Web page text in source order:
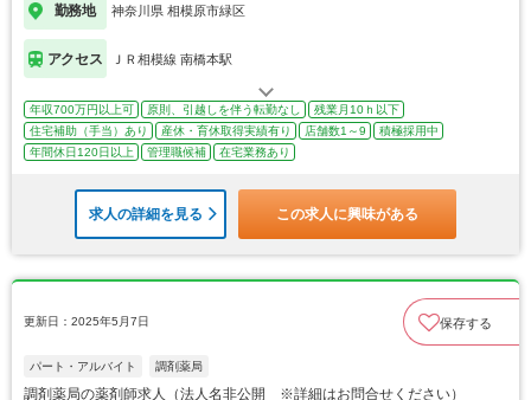
勤務地 神奈川県 相模原市緑区
アクセス ＪＲ相模線 南橋本駅
年収700万円以上可 原則、引越しを伴う転勤なし
残業月10ｈ以下
住宅補助（手当）あり
産休・育休取得実績有り 店舗数1～9
積極採用中
年間休日120日以上
管理職候補 在宅業務あり
求人の詳細を見る この求人に興味がある
更新日：2025年5月7日 保存する
パート・アルバイト 調剤薬局
調剤薬局の薬剤師求人（法人名非公開 ※詳細はお問合せください）